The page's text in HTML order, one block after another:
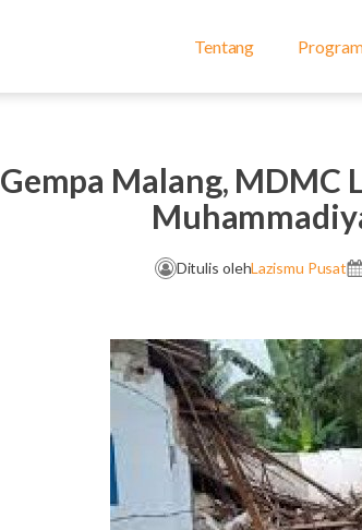
Tentang
Gempa Malang, MDMC
Ditulis olehLazismu Pusat